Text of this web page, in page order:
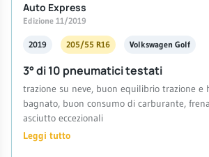
Auto Express
Edizione 11/2019
2019 205/55 R16 Volkswagen Golf
3° di 10 pneumatici testati
trazione su neve, buon equilibrio trazione e
bagnato, buon consumo di carburante,
asciutto eccezionali
Leggi tutto